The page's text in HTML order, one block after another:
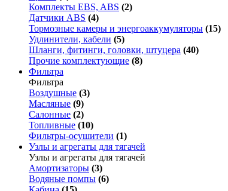
Комплекты EBS, ABS (2)
Датчики ABS (4)
Тормозные камеры и энергоаккумуляторы (15)
Удлинители, кабели (5)
Шланги, фитинги, головки, штуцера (40)
Прочие комплектующие (8)
Фильтра
Фильтра
Воздушные (3)
Масляные (9)
Салонные (2)
Топливные (10)
Фильтры-осушители (1)
Узлы и агрегаты для тягачей
Узлы и агрегаты для тягачей
Амортизаторы (3)
Водяные помпы (6)